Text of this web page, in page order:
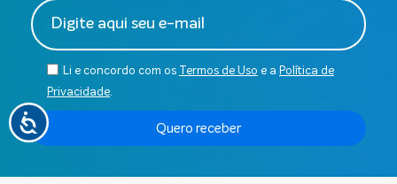
Li e concordo com os Termos de Uso e a Política de
Privacidade.
Quero receber